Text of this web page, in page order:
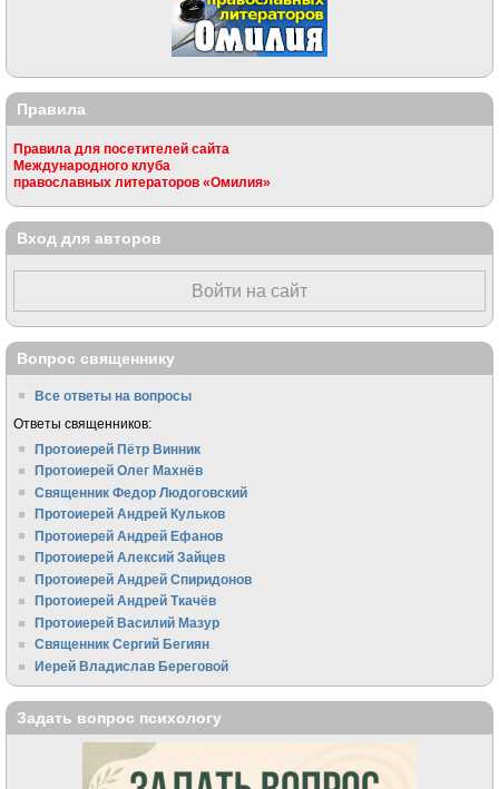
Правила
Правила для посетителей сайта
Международного клуба
православных литераторов «Омилия»
Вход для авторов
Войти на сайт
Вопрос священнику
Все ответы на вопросы
Ответы священников:
Протоиерей Пётр Винник
Протоиерей Олег Махнёв
Священник Федор Людоговский
Протоиерей Андрей Кульков
Протоиерей Андрей Ефанов
Протоиерей Алексий Зайцев
Протоиерей Андрей Спиридонов
Протоиерей Андрей Ткачёв
Протоиерей Василий Мазур
Священник Сергий Бегиян
Иерей Владислав Береговой
Задать вопрос психологу